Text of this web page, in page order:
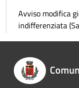
Avviso modifica
indifferenziata